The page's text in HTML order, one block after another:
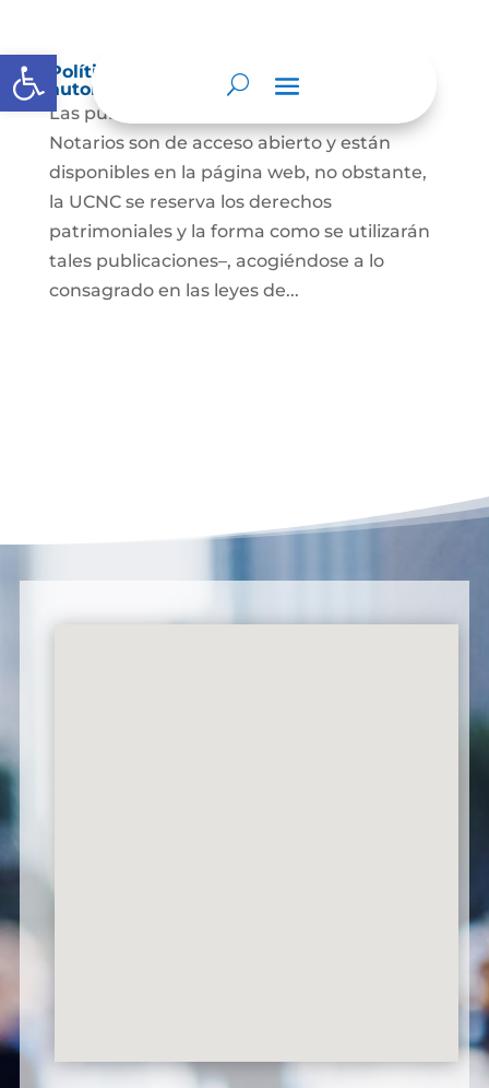
Abrir barra de herramientas
Política de derechos de autor y/o
autorización de uso sobre los contenidos
Las publicaciones de la UCNC y de los
Notarios son de acceso abierto y están
disponibles en la página web, no obstante,
la UCNC se reserva los derechos
patrimoniales y la forma como se utilizarán
tales publicaciones–, acogiéndose a lo
consagrado en las leyes de...